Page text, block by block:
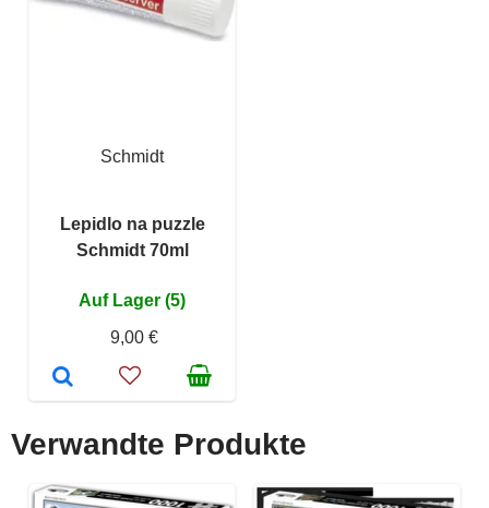
Schmidt
Lepidlo na puzzle
Schmidt 70ml
Auf Lager (5)
9,00 €
Verwandte Produkte